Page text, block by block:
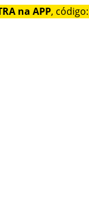
na APP, código: